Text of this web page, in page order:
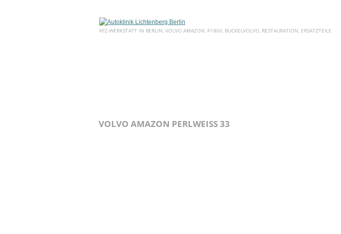
KFZ-WERKSTATT IN BERLIN, VOLVO AMAZON, P1800, BUCKELVOLVO, RESTAURATION, ERSATZTEILE
VOLVO AMAZON PERLWEISS 33